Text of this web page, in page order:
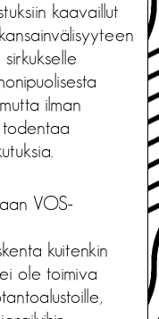
kaavaillut
ilman
VOS-
kuitenkin
ole toimiva